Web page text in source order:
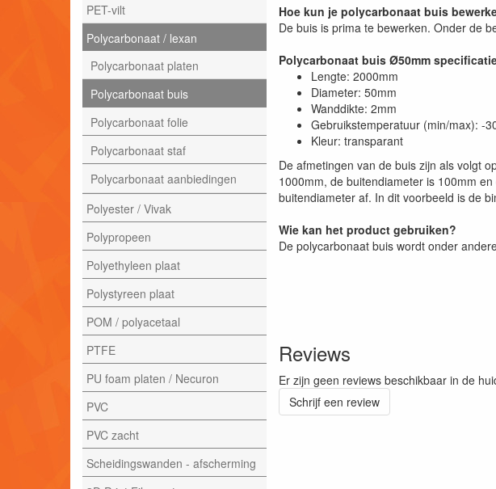
PET-vilt
Polycarbonaat / lexan
Polycarbonaat platen
Polycarbonaat buis
Polycarbonaat folie
Polycarbonaat staf
Polycarbonaat aanbiedingen
Polyester / Vivak
Polypropeen
Polyethyleen plaat
Polystyreen plaat
POM / polyacetaal
PTFE
PU foam platen / Necuron
PVC
PVC zacht
Scheidingswanden - afscherming
Hoe kun je polycarbonaat buis
De buis is prima te bewerken. Onder de
Polycarbonaat buis Ø50mm
Lengte: 2000mm
Diameter: 50mm
Wanddikte: 2mm
Gebruikstemperatuur (min/max): -
Kleur: transparant
De afmetingen van de buis zijn als volgt
1000mm, de buitendiameter is 100mm
buitendiameter af. In dit voorbeeld is de
Wie kan het product gebruiken?
De polycarbonaat buis wordt onder
Reviews
Er zijn geen reviews beschikbaar in de
Schrijf een review